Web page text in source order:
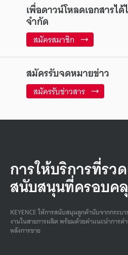
เพื่อดาวน์โหลดเอกสารได้
จำกัด
สมัครสมาชิก
สมัครรับจดหมายข่าว
สมัครรับข่าวสาร
การให้บริการที่รว
สนับสนุนที่ครอบค
KEYENCE ให้การสนับสนุนลูกค้านับจากกระ
งานในสายการผลิต พร้อมด้วยคําแนะนําการดํ
หลังการขาย